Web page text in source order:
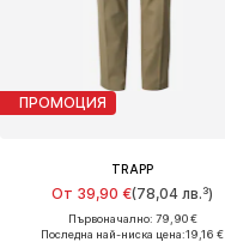
ПРОМОЦИЯ
TRAPP
От 39,90 €(78,04 лв.³)
Първоначално: 79,90 €
Последна най-ниска цена:19,16 €